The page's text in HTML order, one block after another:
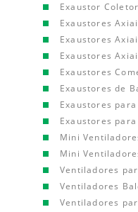
Exaustor
Exaustores
Exaustores
Exaustores
Exaustores
Exaustores de
Exaustores
Exaustores
Mini
Mini
Ventiladores
Ventiladores
Ventiladores